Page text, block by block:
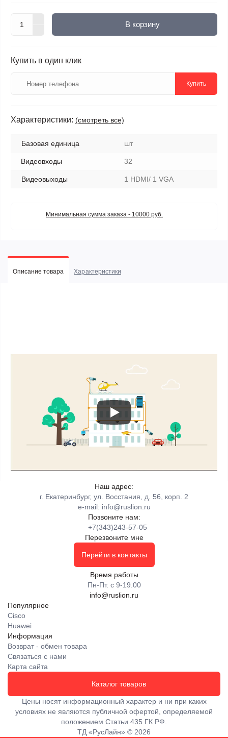
В корзину
Купить в один клик
Купить
Характеристики: (смотреть все)
Базовая единица шт
Видеовходы 32
Видеовыходы 1 HDMI/ 1 VGA
Минимальная сумма заказа - 10000 руб.
Описание товара Характеристики
Наш адрес:
г. Екатеринбург, ул. Восстания, д. 56, корп. 2
e-mail: info@ruslion.ru
Позвоните нам:
+7(343)243-57-05
Перезвоните мне
Перейти в контакты
Время работы
Пн-Пт. с 9-19.00
info@ruslion.ru
Популярное
Cisco
Huawei
Информация
Возврат - обмен товара
Связаться с нами
Карта сайта
Каталог товаров
Цены носят информационный характер и ни при каких
условиях не являются публичной офертой, определяемой
положением Статьи 435 ГК РФ.
ТД «РусЛайн» © 2026